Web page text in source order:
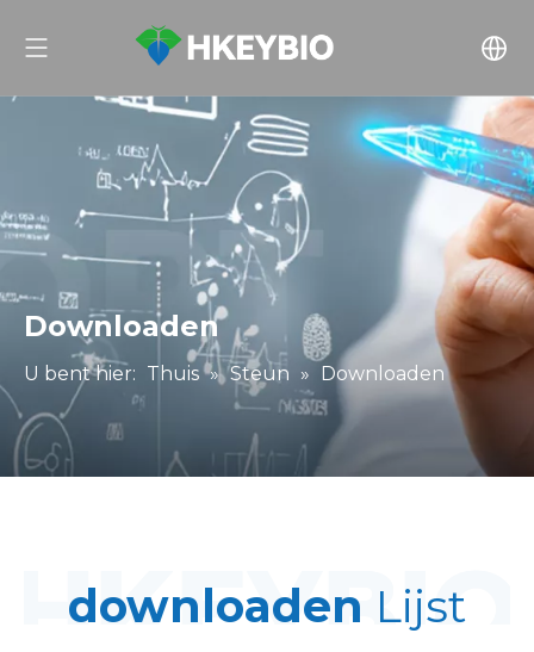
Downloaden
U bent hier: Thuis » Steun » Downloaden
downloaden Lijst